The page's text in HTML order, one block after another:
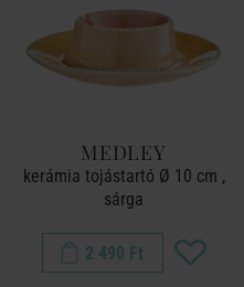
MEDLEY
kerámia tojástartó Ø 10 cm ,
sárga
2 490 Ft